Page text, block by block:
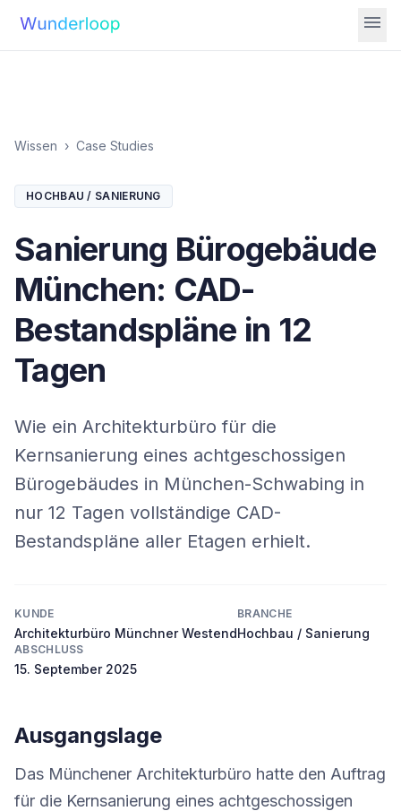
menu
Wissen › Case Studies
HOCHBAU / SANIERUNG
Sanierung Bürogebäude
München: CAD-
Bestandspläne in 12
Tagen
Wie ein Architekturbüro für die
Kernsanierung eines achtgeschossigen
Bürogebäudes in München-Schwabing in
nur 12 Tagen vollständige CAD-
Bestandspläne aller Etagen erhielt.
KUNDE
Architekturbüro Münchner Westend
BRANCHE
Hochbau / Sanierung
ABSCHLUSS
15. September 2025
Ausgangslage
Das Münchener Architekturbüro hatte den Auftrag
für die Kernsanierung eines achtgeschossigen